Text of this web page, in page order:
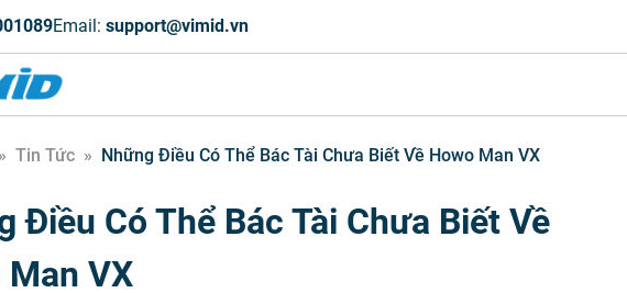
Email: support@vimid.vn
» Tin Tức » Những Điều Có Thể Bác Tài Chưa Biết Về Howo Man VX
Điều Có Thể Bác Tài Chưa Biết Về
Man VX